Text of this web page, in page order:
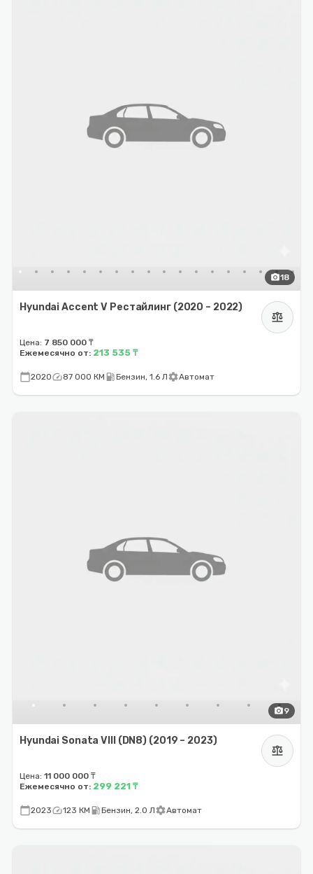
photo_camera18
Hyundai Accent V Рестайлинг (2020 – 2022)
balance
Цена: 7 850 000 ₸
Ежемесячно от: 213 535 ₸
calendar_today2020speed87 000 КМ local_gas_stationБензин, 1.6 ЛsettingsАвтомат
photo_camera9
Hyundai Sonata VIII (DN8) (2019 – 2023)
balance
Цена: 11 000 000 ₸
Ежемесячно от: 299 221 ₸
calendar_today2023speed123 КМ local_gas_stationБензин, 2.0 ЛsettingsАвтомат